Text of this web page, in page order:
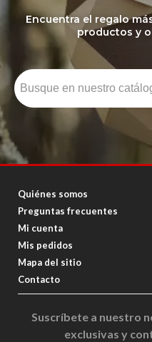
Encuentra el regalo
productos y
Quiénes somos
Preguntas frecuentes
Mi cuenta
Mis pedidos
Mapa del sitio
Contacto
Suscríbete a nuestro
exclusivas y